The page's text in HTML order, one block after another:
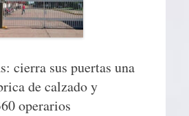
cierra sus puertas una
de calzado y
operarios